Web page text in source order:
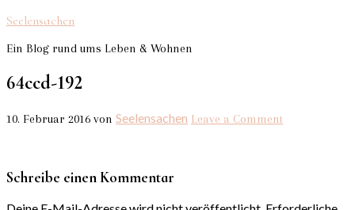
Seelensachen
Ein Blog rund ums Leben & Wohnen
64ccd-192
10. Februar 2016 von Seelensachen Leave a Comment
Schreibe einen Kommentar